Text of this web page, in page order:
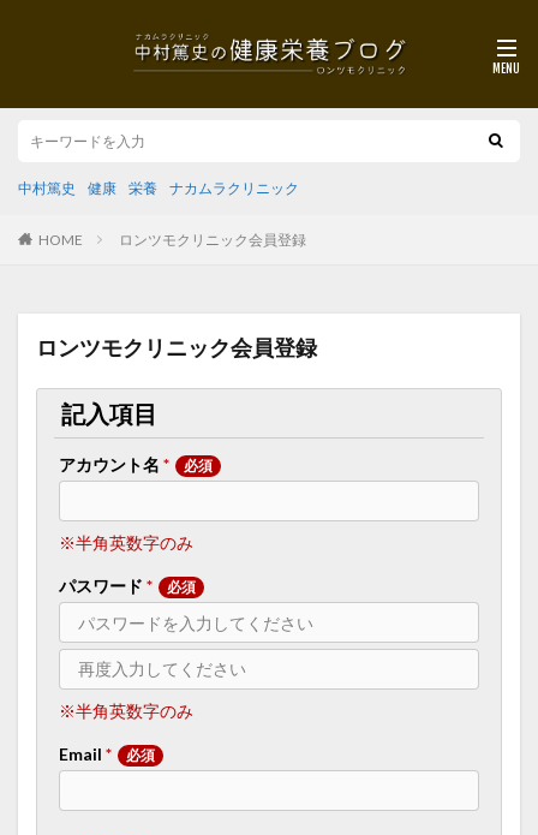
中村篤史 健康 栄養 ナカムラクリニック
HOME ロンツモクリニック会員登録
ロンツモクリニック会員登録
記入項目
アカウント名 *
※半角英数字のみ
パスワード *
※半角英数字のみ
Email *